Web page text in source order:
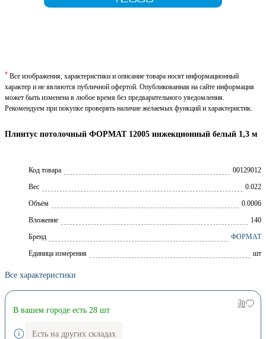
Плинтус потолочный ФОРМАТ 12005 инжекционный белый 1,3 м
Код товара
00129012
Вес
0.022
Объём
0.0006
Вложение
140
Брeнд
ФОРМАТ
Единица измерения
шт
Все характеристики
* Все изображения, характеристики и описание товара носят информационный
характер и не являются публичной офертой. Опубликованная на сайте информация
может быть изменена в любое время без предварительного уведомления.
Рекомендуем при покупке проверять наличие желаемых функций и характеристик.
В вашем городе есть 28 шт
Есть на других складах